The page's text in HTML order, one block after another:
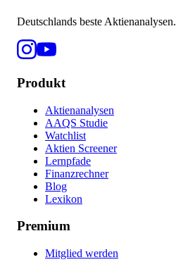
Deutschlands beste Aktienanalysen.
Produkt
Aktienanalysen
AAQS Studie
Watchlist
Aktien Screener
Lernpfade
Finanzrechner
Blog
Lexikon
Premium
Mitglied werden